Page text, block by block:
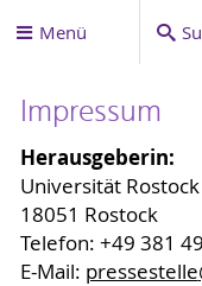
Menü
Impressum
Herausgeberin:
Universität Rostock
18051 Rostock
Telefon: +49 381
E-Mail: pressestelle